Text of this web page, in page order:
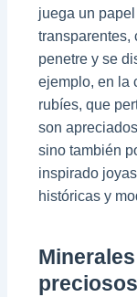
juega un
transparentes,
penetre y se
ejemplo, en la
rubíes, que
son
sino también
inspirado
históricas y